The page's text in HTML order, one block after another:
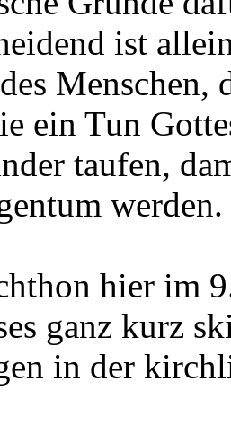
ist
ein Tun
taufen,
werden.
hier im
ganz kurz
in der